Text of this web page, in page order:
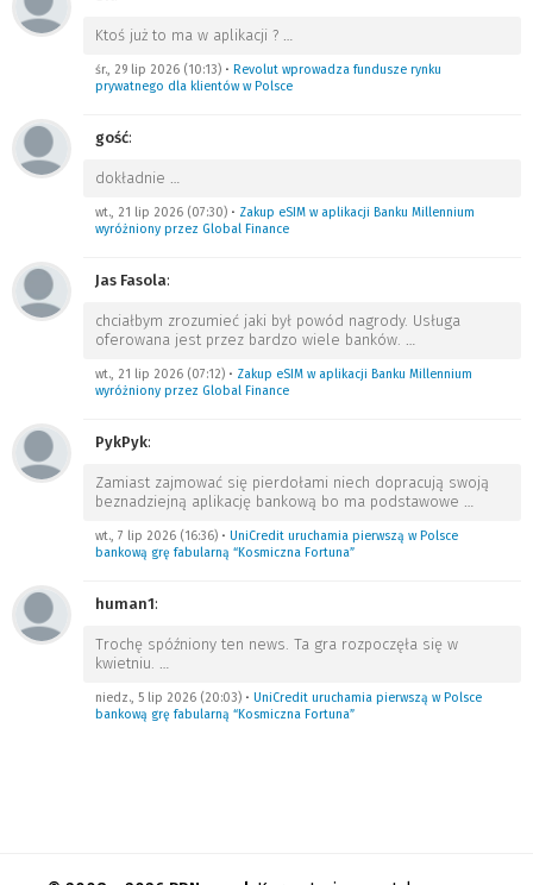
Ktoś już to ma w aplikacji ? …
śr., 29 lip 2026 (10:13) • Revolut wprowadza fundusze rynku
prywatnego dla klientów w Polsce
gość:
dokładnie …
wt., 21 lip 2026 (07:30) • Zakup eSIM w aplikacji Banku Millennium
wyróżniony przez Global Finance
Jas Fasola:
chciałbym zrozumieć jaki był powód nagrody. Usługa
oferowana jest przez bardzo wiele banków. …
wt., 21 lip 2026 (07:12) • Zakup eSIM w aplikacji Banku Millennium
wyróżniony przez Global Finance
PykPyk:
Zamiast zajmować się pierdołami niech dopracują swoją
beznadziejną aplikację bankową bo ma podstawowe …
wt., 7 lip 2026 (16:36) • UniCredit uruchamia pierwszą w Polsce
bankową grę fabularną “Kosmiczna Fortuna”
human1:
Trochę spóźniony ten news. Ta gra rozpoczęła się w
kwietniu. …
niedz., 5 lip 2026 (20:03) • UniCredit uruchamia pierwszą w Polsce
bankową grę fabularną “Kosmiczna Fortuna”